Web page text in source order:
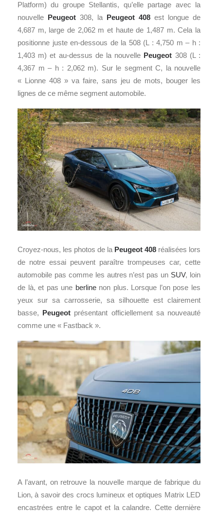
Platform) du groupe Stellantis, qu’elle partage avec la
nouvelle Peugeot 308, la Peugeot 408 est longue de
4,687 m, large de 2,062 m et haute de 1,487 m. Cela la
positionne juste en-dessous de la 508 (L : 4,750 m – h :
1,403 m) et au-dessus de la nouvelle Peugeot 308 (L :
4,367 m – h : 2,062 m). Sur le segment C, la nouvelle
« Lionne 408 » va faire, sans jeu de mots, bouger les
lignes de ce même segment automobile.
Croyez-nous, les photos de la Peugeot 408 réalisées lors
de notre essai peuvent paraître trompeuses car, cette
automobile pas comme les autres n’est pas un SUV, loin
de là, et pas une berlinenon plus. Lorsque l’on pose les
yeux sur sa carrosserie, sa silhouette est clairement
basse, Peugeot présentant officiellement sa nouveauté
comme une « Fastback ».
A l’avant, on retrouve la nouvelle marque de fabrique du
Lion, à savoir des crocs lumineux et optiques Matrix LED
encastrées entre le capot et la calandre. Cette dernière